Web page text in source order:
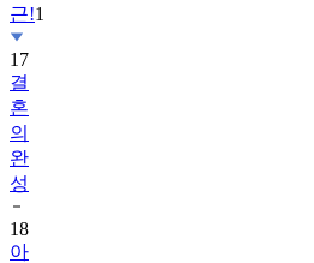
근!1
17
결
혼
의
완
성
18
아